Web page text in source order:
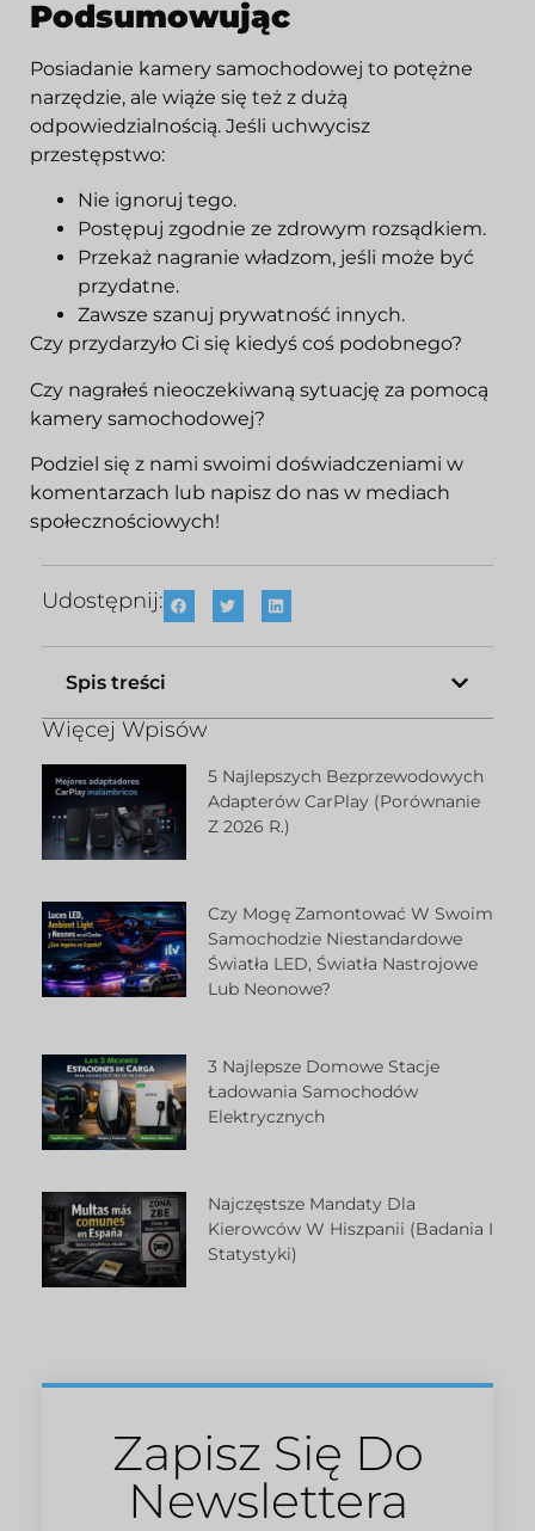
Podsumowując
Posiadanie kamery samochodowej to potężne
narzędzie, ale wiąże się też z dużą
odpowiedzialnością. Jeśli uchwycisz
przestępstwo:
Nie ignoruj tego.
Postępuj zgodnie ze zdrowym rozsądkiem.
Przekaż nagranie władzom, jeśli może być
przydatne.
Zawsze szanuj prywatność innych.
Czy przydarzyło Ci się kiedyś coś podobnego?
Czy nagrałeś nieoczekiwaną sytuację za pomocą
kamery samochodowej?
Podziel się z nami swoimi doświadczeniami w
komentarzach lub napisz do nas w mediach
społecznościowych!
Udostępnij:
Spis treści
Więcej Wpisów
5 Najlepszych Bezprzewodowych
Adapterów CarPlay (porównanie
Z 2026 R.)
Czy Mogę Zamontować W Swoim
Samochodzie Niestandardowe
Światła LED, Światła Nastrojowe
Lub Neonowe?
3 Najlepsze Domowe Stacje
Ładowania Samochodów
Elektrycznych
Najczęstsze Mandaty Dla
Kierowców W Hiszpanii (badania I
Statystyki)
Zapisz Się Do
Newslettera